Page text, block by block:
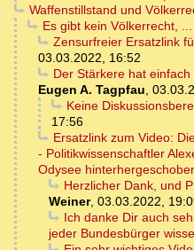
Waffenstillstand und
Es gibt kein Völkerrecht, ...
Zensurfreier Ersatzlink
03.03.2022, 16:52
Der Stärkere hat
Eugen A. Tagpfau,
Keine
17:56
Ersatzlink zum Video:
- Politikwissenschaftler
Odysee
Herzlicher Dank, und
Weiner, 03.03.2022,
Ich danke Dir auch
jeder Bundesbürger